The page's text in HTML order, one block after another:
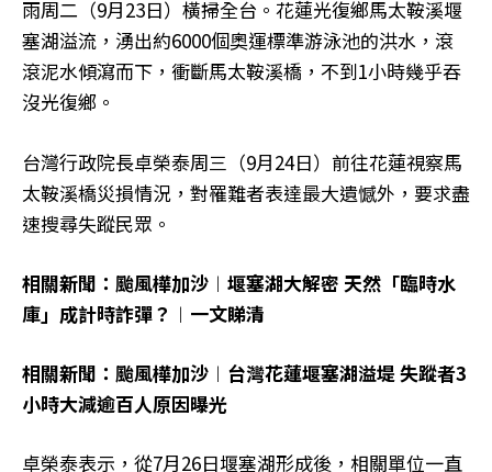
雨周二（9月23日）橫掃全台。花蓮光復鄉馬太鞍溪堰
塞湖溢流，湧出約6000個奧運標準游泳池的洪水，滾
滾泥水傾瀉而下，衝斷馬太鞍溪橋，不到1小時幾乎吞
沒光復鄉。
台灣行政院長卓榮泰周三（9月24日）前往花蓮視察馬
太鞍溪橋災損情況，對罹難者表達最大遺憾外，要求盡
速搜尋失蹤民眾。
相關新聞：颱風樺加沙︱堰塞湖大解密 天然「臨時水
庫」成計時詐彈？︱一文睇清
相關新聞：颱風樺加沙︱台灣花蓮堰塞湖溢堤 失蹤者3
小時大減逾百人原因曝光
卓榮泰表示，從7月26日堰塞湖形成後，相關單位一直